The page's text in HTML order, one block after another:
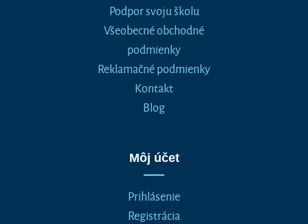
Podpor svoju školu
Všeobecné obchodné
podmienky
Reklamačné podmienky
Kontakt
Blog
Môj účet
Prihlásenie
Registrácia